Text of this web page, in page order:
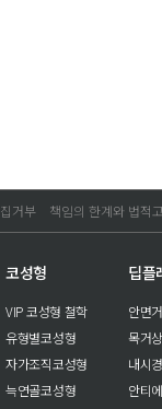
거부 책임의 한계와 법적
코성형
VIP 코성형 철학
유형별코성형
자가조직코성형
늑연골코성형
딥플
안면
목거상
내시
안티